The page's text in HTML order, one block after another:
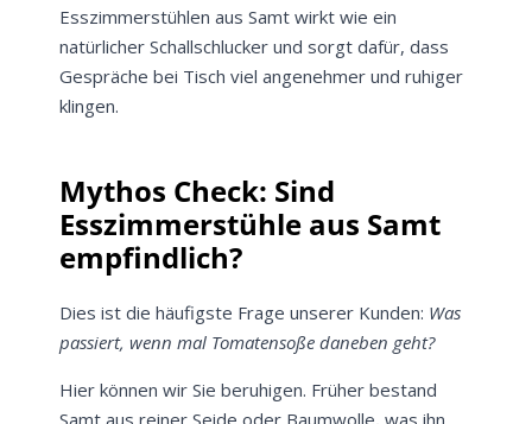
Esszimmerstühlen aus Samt wirkt wie ein
natürlicher Schallschlucker und sorgt dafür, dass
Gespräche bei Tisch viel angenehmer und ruhiger
klingen.
Mythos Check: Sind
Esszimmerstühle aus Samt
empfindlich?
Dies ist die häufigste Frage unserer Kunden: Was
passiert, wenn mal Tomatensoße daneben geht?
Hier können wir Sie beruhigen. Früher bestand
Samt aus reiner Seide oder Baumwolle, was ihn